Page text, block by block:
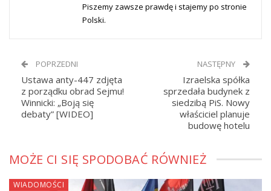
Piszemy zawsze prawdę i stajemy po stronie
Polski.
POPRZEDNI
Ustawa anty-447 zdjęta
z porządku obrad Sejmu!
Winnicki: „Boją się
debaty” [WIDEO]
NASTĘPNY
Izraelska spółka
sprzedała budynek z
siedzibą PiS. Nowy
właściciel planuje
budowę hotelu
MOŻE CI SIĘ SPODOBAĆ RÓWNIEŻ
WIADOMOŚCI